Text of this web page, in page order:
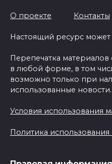
О проекте Контакты
Настоящий ресурс
Перепечатка материалов
в любой форме, в том
возможно только при
использованные новости.
Условия использования
Политика